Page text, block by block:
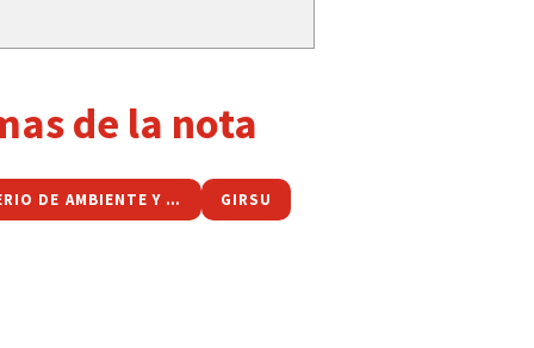
de la nota
MINISTERIO DE AMBIENTE Y CAMBIO CLIMÁTICO GIRSU